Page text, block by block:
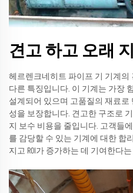
견고 하고 오래
헤르렌크네히트 파이프 기 기계의
다른 특징입니다. 이 기계는 가장
설계되어 있으며 고품질의 재료
성을 보장합니다. 견고한 구조로
지 보수 비용을 줄입니다. 고객들
를 감당할 수 있는 기계에 대한 합
지고 ROI가 증가하는 데 기여한다